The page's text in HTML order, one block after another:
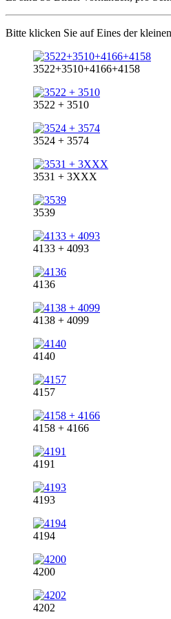
Bitte klicken Sie auf Eines der
3522+3510+4166+4158
3522 + 3510
3524 + 3574
3531 + 3XXX
3539
4133 + 4093
4136
4138 + 4099
4140
4157
4158 + 4166
4191
4193
4194
4200
4202